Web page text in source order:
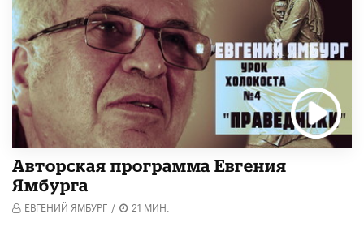
Авторская программа Евгения
Ямбурга
ЕВГЕНИЙ ЯМБУРГ / 21 МИН.